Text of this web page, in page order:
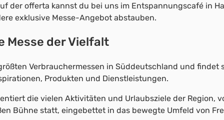
der offerta kannst du bei uns im Entspannungscafé in
exklusive Messe-Angebot abstauben.
Messe der Vielfalt
Verbrauchermessen in Süddeutschland und findet
Produkten und Dienstleistungen.
die vielen Aktivitäten und Urlaubsziele der
Bühne statt, eingebettet in das bewegte Umfeld von